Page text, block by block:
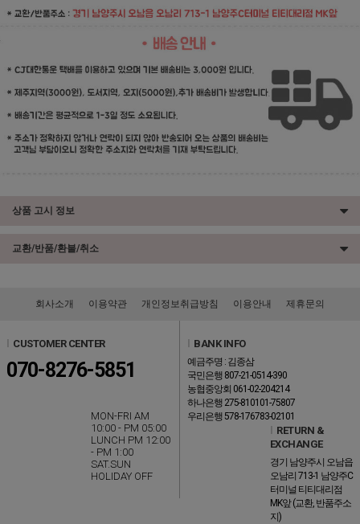
상품 고시 정보
교환/반품/환불/취소
회사소개 이용약관 개인정보취급방침 이용안내 제휴문의
CUSTOMER CENTER
070-8276-5851
MON-FRI AM
10:00 - PM 05:00
LUNCH PM 12:00
- PM 1:00
SAT.SUN
HOLIDAY OFF
BANK INFO
예금주명 : 김종삼
국민은행 807-21-0514-390
농협중앙회 061-02-204214
하나은행 275-810101-75807
우리은행 578-176783-02101
RETURN &
EXCHANGE
경기 남양주시 오남읍
오남리 713-1 남양주C
터미널 티티대리점
MK앞 (교환, 반품주소
지)